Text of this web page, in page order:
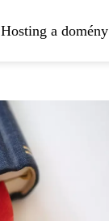
Hosting a domény